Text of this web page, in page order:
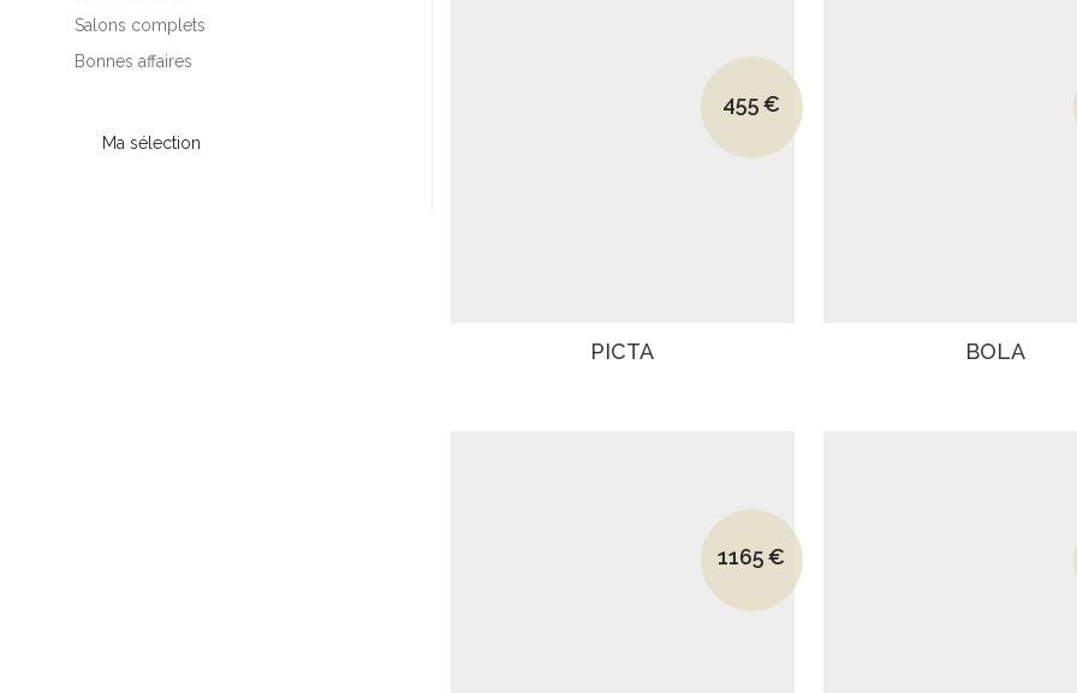
Salons complets
Bonnes affaires
Ma sélection
Le prix initial était : 660€.
455 €
Le prix actuel est : 455€.
PICTA BOLA
Le prix initial était : 1790€.
1165 €
Le prix actuel est : 1165€.